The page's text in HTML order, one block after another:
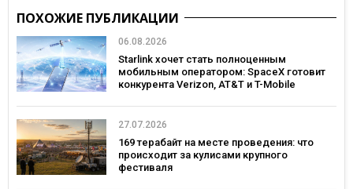
ПОХОЖИЕ ПУБЛИКАЦИИ
06.08.2026
Starlink хочет стать полноценным
мобильным оператором: SpaceX готовит
конкурента Verizon, AT&T и T-Mobile
27.07.2026
169 терабайт на месте проведения: что
происходит за кулисами крупного
фестиваля